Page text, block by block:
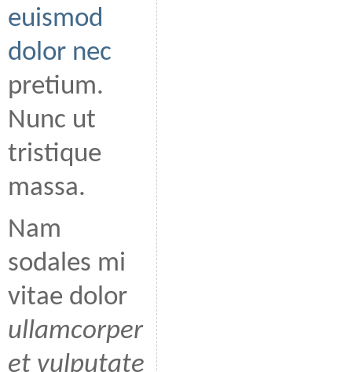
euismod
dolor nec
pretium.
Nunc ut
tristique
massa.
Nam
sodales mi
vitae dolor
ullamcorper
et vulputate